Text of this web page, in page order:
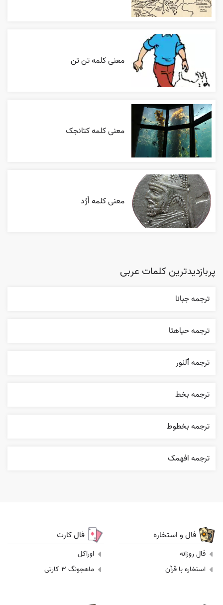
معنی کلمه تن تن
معنی کلمه کتانجک
معنی کلمه اُرُد
پربازدیدترین کلمات عربی
ترجمه جبانا
ترجمه حياهتا
ترجمه ٱلنور
ترجمه بخط
ترجمه بخطوط
ترجمه افهمک
فال و استخاره
فال روزانه
استخاره با قرآن
فال کارت
اوراکل
ماهجونگ 3 کارتی